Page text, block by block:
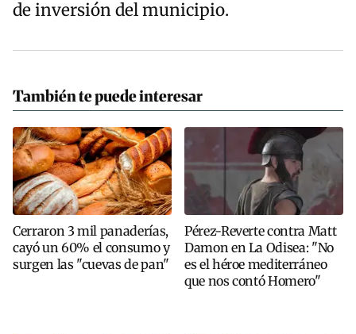
de inversión del municipio.
También te puede interesar
Cerraron 3 mil panaderías,
cayó un 60% el consumo y
surgen las "cuevas de pan"
Pérez-Reverte contra Matt
Damon en La Odisea: "No
es el héroe mediterráneo
que nos contó Homero"